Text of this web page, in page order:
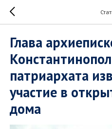
Глава
патриархата
участие в
дома